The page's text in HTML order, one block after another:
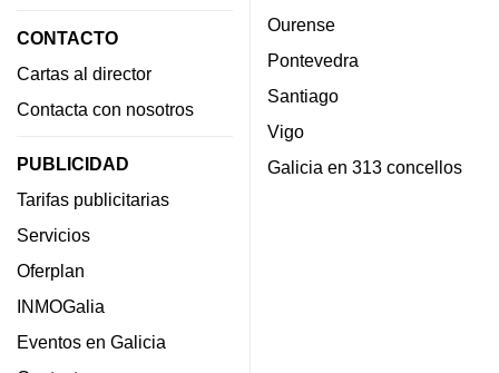
CONTACTO
Cartas al director
Contacta con nosotros
PUBLICIDAD
Tarifas publicitarias
Servicios
Oferplan
INMOGalia
Eventos en Galicia
Ourense
Pontevedra
Santiago
Vigo
Galicia en 313 concellos